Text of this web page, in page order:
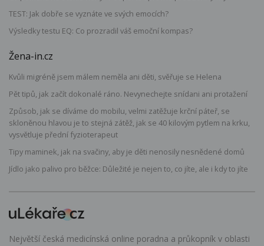
TEST: Jak dobře se vyznáte ve svých emocích?
Výsledky testu EQ: Co prozradil váš emoční kompas?
Žena-in.cz
Kvůli migréně jsem málem neměla ani děti, svěřuje se Helena
Pět tipů, jak začít dokonalé ráno. Nevynechejte snídani ani protažení
Způsob, jak se díváme do mobilu, velmi zatěžuje krční páteř, se
skloněnou hlavou je to stejná zátěž, jak se 40 kilovým pytlem na krku,
vysvětluje přední fyzioterapeut
Tipy maminek, jak na svačiny, aby je děti nenosily nesnědené domů
Jídlo jako palivo pro běžce: Důležité je nejen to, co jíte, ale i kdy to jíte
Největší česká medicínská online poradna a průkopník v oblasti